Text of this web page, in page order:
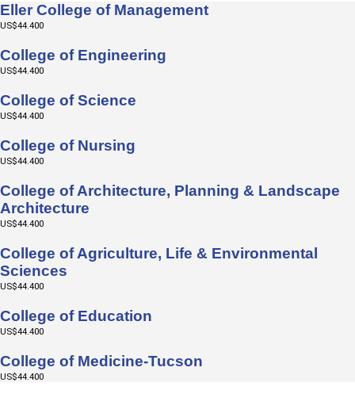
Eller College of Management
US$44.400
College of Engineering
US$44.400
College of Science
US$44.400
College of Nursing
US$44.400
College of Architecture, Planning & Landscape
Architecture
US$44.400
College of Agriculture, Life & Environmental
Sciences
US$44.400
College of Education
US$44.400
College of Medicine-Tucson
US$44.400